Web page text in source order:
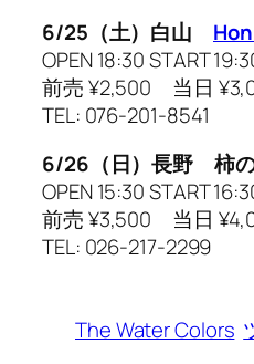
6/25（土）白山
OPEN 18:30 START
前売 ¥2,500 当日
TEL: 076-201-8541
6/26（日）長野 柿
OPEN 15:30 START
前売 ¥3,500 当日
TEL: 026-217-2299
The Water Colors